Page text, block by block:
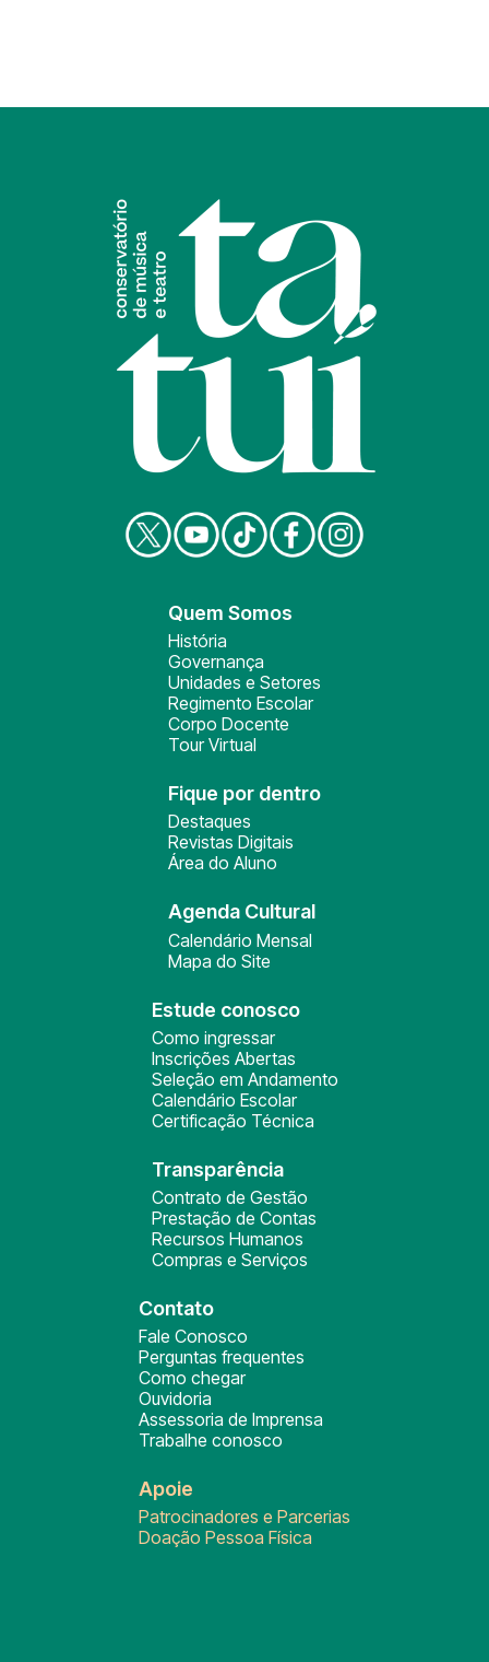
Quem Somos
História
Governança
Unidades e Setores
Regimento Escolar
Corpo Docente
Tour Virtual
Fique por dentro
Destaques
Revistas Digitais
Área do Aluno
Agenda Cultural
Calendário Mensal
Mapa do Site
Estude conosco
Como ingressar
Inscrições Abertas
Seleção em Andamento
Calendário Escolar
Certificação Técnica
Transparência
Contrato de Gestão
Prestação de Contas
Recursos Humanos
Compras e Serviços
Contato
Fale Conosco
Perguntas frequentes
Como chegar
Ouvidoria
Assessoria de Imprensa
Trabalhe conosco
Apoie
Patrocinadores e Parcerias
Doação Pessoa Física